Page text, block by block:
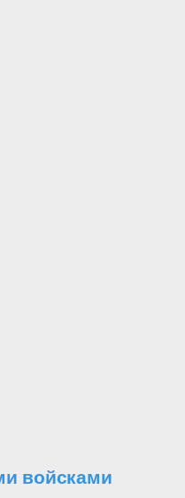
войсками